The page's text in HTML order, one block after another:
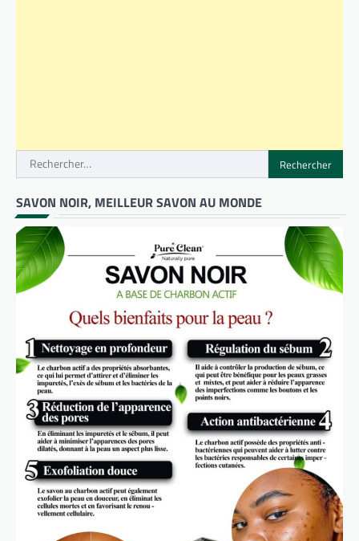
Rechercher :
SAVON NOIR, MEILLEUR SAVON AU MONDE